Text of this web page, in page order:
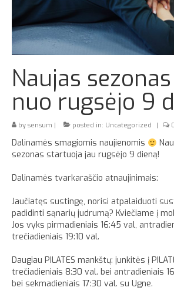
Registracija
Kainos
Apie
Naujas sezonas
nuo rugsėjo 9
by sensum | posted in: Uncategorized |
Dalinamės smagiomis naujienomis
sezonas startuoja jau rugsėjo 9 dieną!
Dalinamės tvarkaraščio atnaujinimais:
Jaučiatęs sustingę, norisi atpalaiduoti
padidinti sąnarių judrumą? Kviečiame į
Jos vyks pirmadieniais 16:45 val,
trečiadieniais 19:10 val.
Daugiau PILATES mankštų: junkitės į
trečiadieniais 8:30 val. bei antradieniais
bei sekmadieniais 17:30 val. su Ugne.